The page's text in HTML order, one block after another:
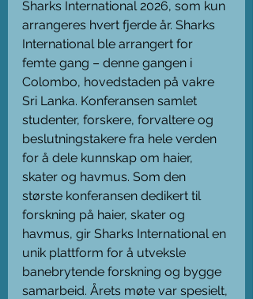
Sharks International 2026, som kun
arrangeres hvert fjerde år. Sharks
International ble arrangert for
femte gang – denne gangen i
Colombo, hovedstaden på vakre
Sri Lanka. Konferansen samlet
studenter, forskere, forvaltere og
beslutningstakere fra hele verden
for å dele kunnskap om haier,
skater og havmus. Som den
største konferansen dedikert til
forskning på haier, skater og
havmus, gir Sharks International en
unik plattform for å utveksle
banebrytende forskning og bygge
samarbeid. Årets møte var spesielt,